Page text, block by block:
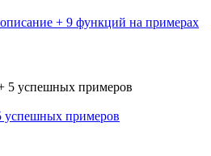
+ 9 функций на примерах
успешных примеров